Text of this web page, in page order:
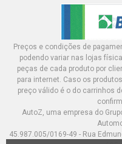
Preços e condições de
podendo variar nas lojas
peças de cada produto por
para internet. Caso os
preço válido é o do carrinhos
AutoZ, uma empresa do
45.987.005/0169-49 - Rua